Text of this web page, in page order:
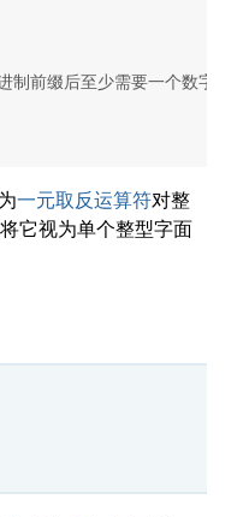
前缀后至少需要一个数字
一元取反运算符对整
它视为单个整型字面